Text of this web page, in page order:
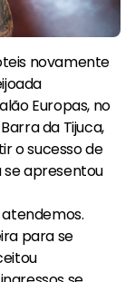
novamente
Europas, no
da Tijuca,
o sucesso de
se apresentou
atendemos.
para se